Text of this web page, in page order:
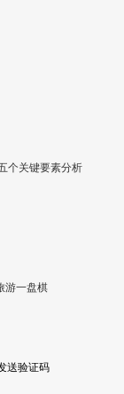
个关键要素分析
游一盘棋
送验证码